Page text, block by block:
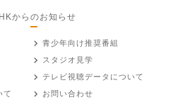
からのお知らせ
青少年向け推奨番組
スタジオ見学
テレビ視聴データについて
て
お問い合わせ